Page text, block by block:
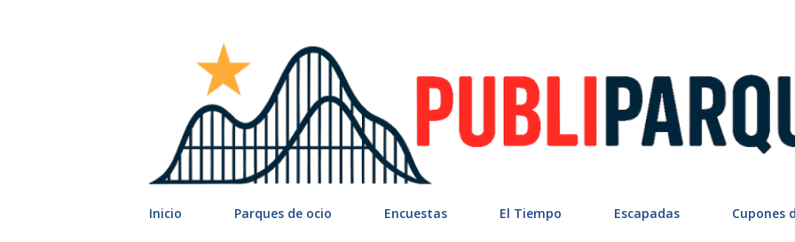
Inicio Parques de ocio Encuestas El Tiempo Escapadas Cupones